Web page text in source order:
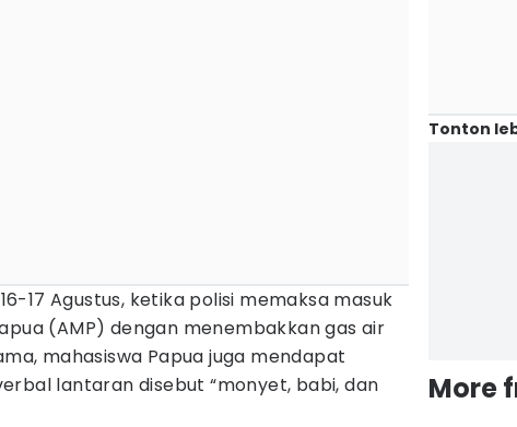
17 Agustus, ketika polisi memaksa masuk
(AMP) dengan menembakkan gas air
mahasiswa Papua juga mendapat
lantaran disebut “monyet, babi, dan
Tonton
More